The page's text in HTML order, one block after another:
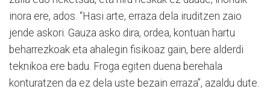
inora ere, ados. “Hasi arte, erraza dela iruditzen zaio
jende askori. Gauza asko dira, ordea, kontuan hartu
beharrezkoak eta ahalegin fisikoaz gain, bere alderdi
teknikoa ere badu. Froga egiten duena berehala
konturatzen da ez dela uste bezain erraza”, azaldu dute.